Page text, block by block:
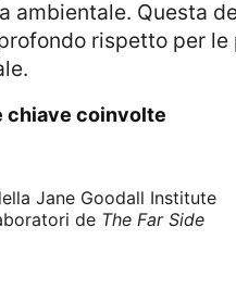
ambientale. Questa
rispetto per
chiave coinvolte
Jane Goodall Institute
de The Far Side